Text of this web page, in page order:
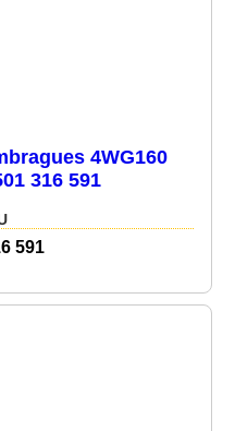
4WG160
316 591
591